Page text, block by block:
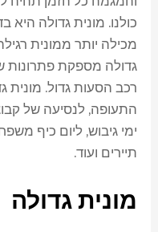
כולנו. מונית גדולה
גדולה מספקת פתרונות
רכב הסעות גדול.
התעופה, לנסיעה של
ימי גיבוש, ליום כיף
תיירים ועוד.
מונית